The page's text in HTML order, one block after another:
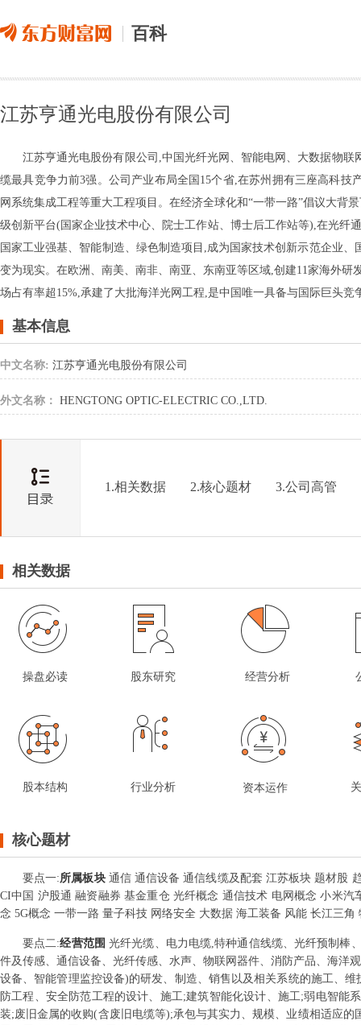
百科
江苏亨通光电股份有限公司
江苏亨通光电股份有限公司,中国光纤光网、智能电网、大数据物
缆最具竞争力前3强。公司产业布局全国15个省,在苏州拥有三座高科
网系统集成工程等重大工程项目。在经济全球化和“一带一路”倡议大
级创新平台(国家企业技术中心、院士工作站、博士后工作站等),在光纤
国家工业强基、智能制造、绿色制造项目,成为国家技术创新示范企业
变为现实。在欧洲、南美、南非、南亚、东南亚等区域,创建11家海外
场占有率超15%,承建了大批海洋光网工程,是中国唯一具备与国际巨头
基本信息
中文名称: 江苏亨通光电股份有限公司
外文名称： HENGTONG OPTIC-ELECTRIC CO.,LTD.
1.相关数据 2.核心题材 3.公司高管
相关数据
操盘必读 股东研究 经营分析
股本结构 行业分析 资本运作
核心题材
要点一:所属板块 通信 通信设备 通信线缆及配套 江苏板块 题材股
CI中国 沪股通 融资融券 基金重仓 光纤概念 通信技术 电网概念 小米
念 5G概念 一带一路 量子科技 网络安全 大数据 海工装备 风能 长江三角
要点二:经营范围光纤光缆、电力电缆,特种通信线缆、光纤预制棒
件及传感、通信设备、光纤传感、水声、物联网器件、消防产品、海洋
设备、智能管理监控设备)的研发、制造、销售以及相关系统的施工、
防工程、安全防范工程的设计、施工;建筑智能化设计、施工;弱电智
装;废旧金属的收购(含废旧电缆等);承包与其实力、规模、业绩相适应